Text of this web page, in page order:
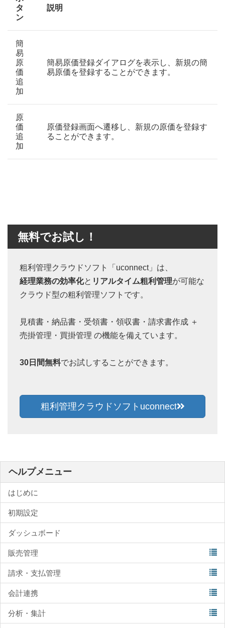
タ
ン
説明
簡
易
原
価
追
加
簡易原価登録ダイアログを表示し、新規の簡
易原価を登録することができます。
原
価
追
加
原価登録画面へ遷移し、新規の原価を登録す
ることができます。
無料でお試し！
粗利管理クラウドソフト「uconnect」は、
経理業務の効率化と リアルタイム粗利管理が可能な
クラウド型の粗利管理ソフトです。
見積書・納品書・受領書・領収書・請求書作成 ＋
売掛管理・買掛管理 の機能を備えています。
30日間無料でお試しすることができます。
粗利管理クラウドソフトuconnect
ヘルプメニュー
はじめに
初期設定
ダッシュボード
販売管理
請求・支払管理
会計連携
分析・集計